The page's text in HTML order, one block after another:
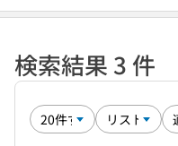
検索結果 3 件